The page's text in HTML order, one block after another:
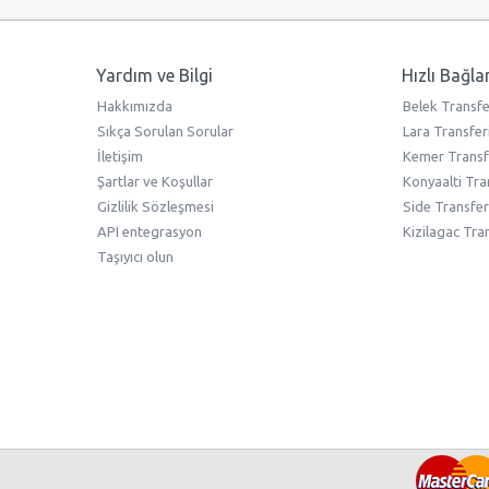
Yardım ve Bilgi
Hakkımızda
Sıkça Sorulan Sorular
İletişim
Şartlar ve Koşullar
Gizlilik Sözleşmesi
API entegrasyon
Taşıyıcı olun
Hızlı
Belek
Lara Transferi
Kemer
Konyaalti
Side
Kizilagac